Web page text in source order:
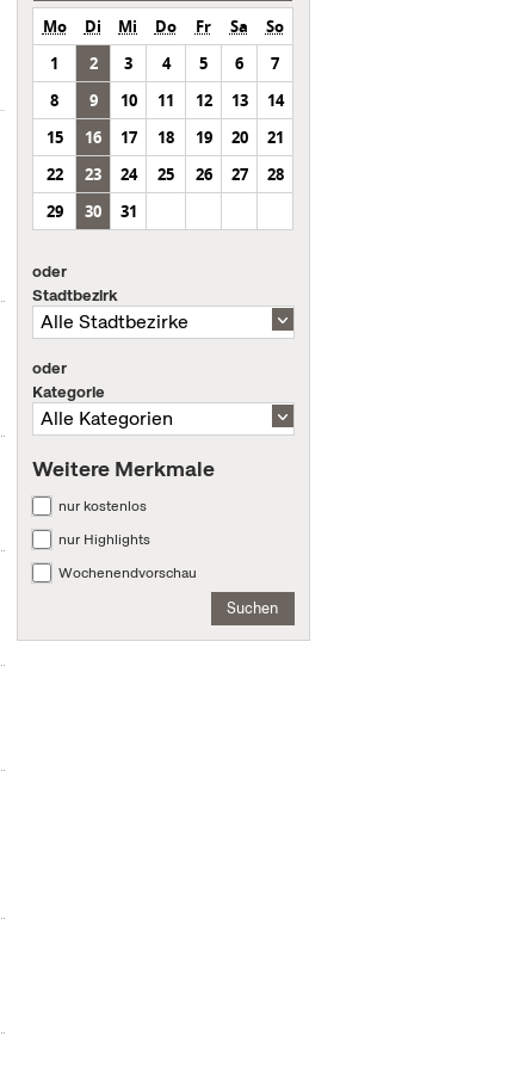
Mo Di Mi Do Fr Sa
So
1
2 3 4 5 6
7
8
9 10 11 12 13
14
15
16 17 18 19 20
21
22
23 24 25 26 27
28
29
30 31
oder
Stadtbezirk
oder
Kategorie
Weitere Merkmale
nur kostenlos
nur Highlights
Wochenendvorschau
Suchen